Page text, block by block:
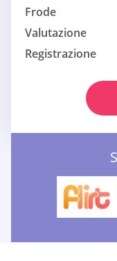
Frode
Valutazione
Registrazione